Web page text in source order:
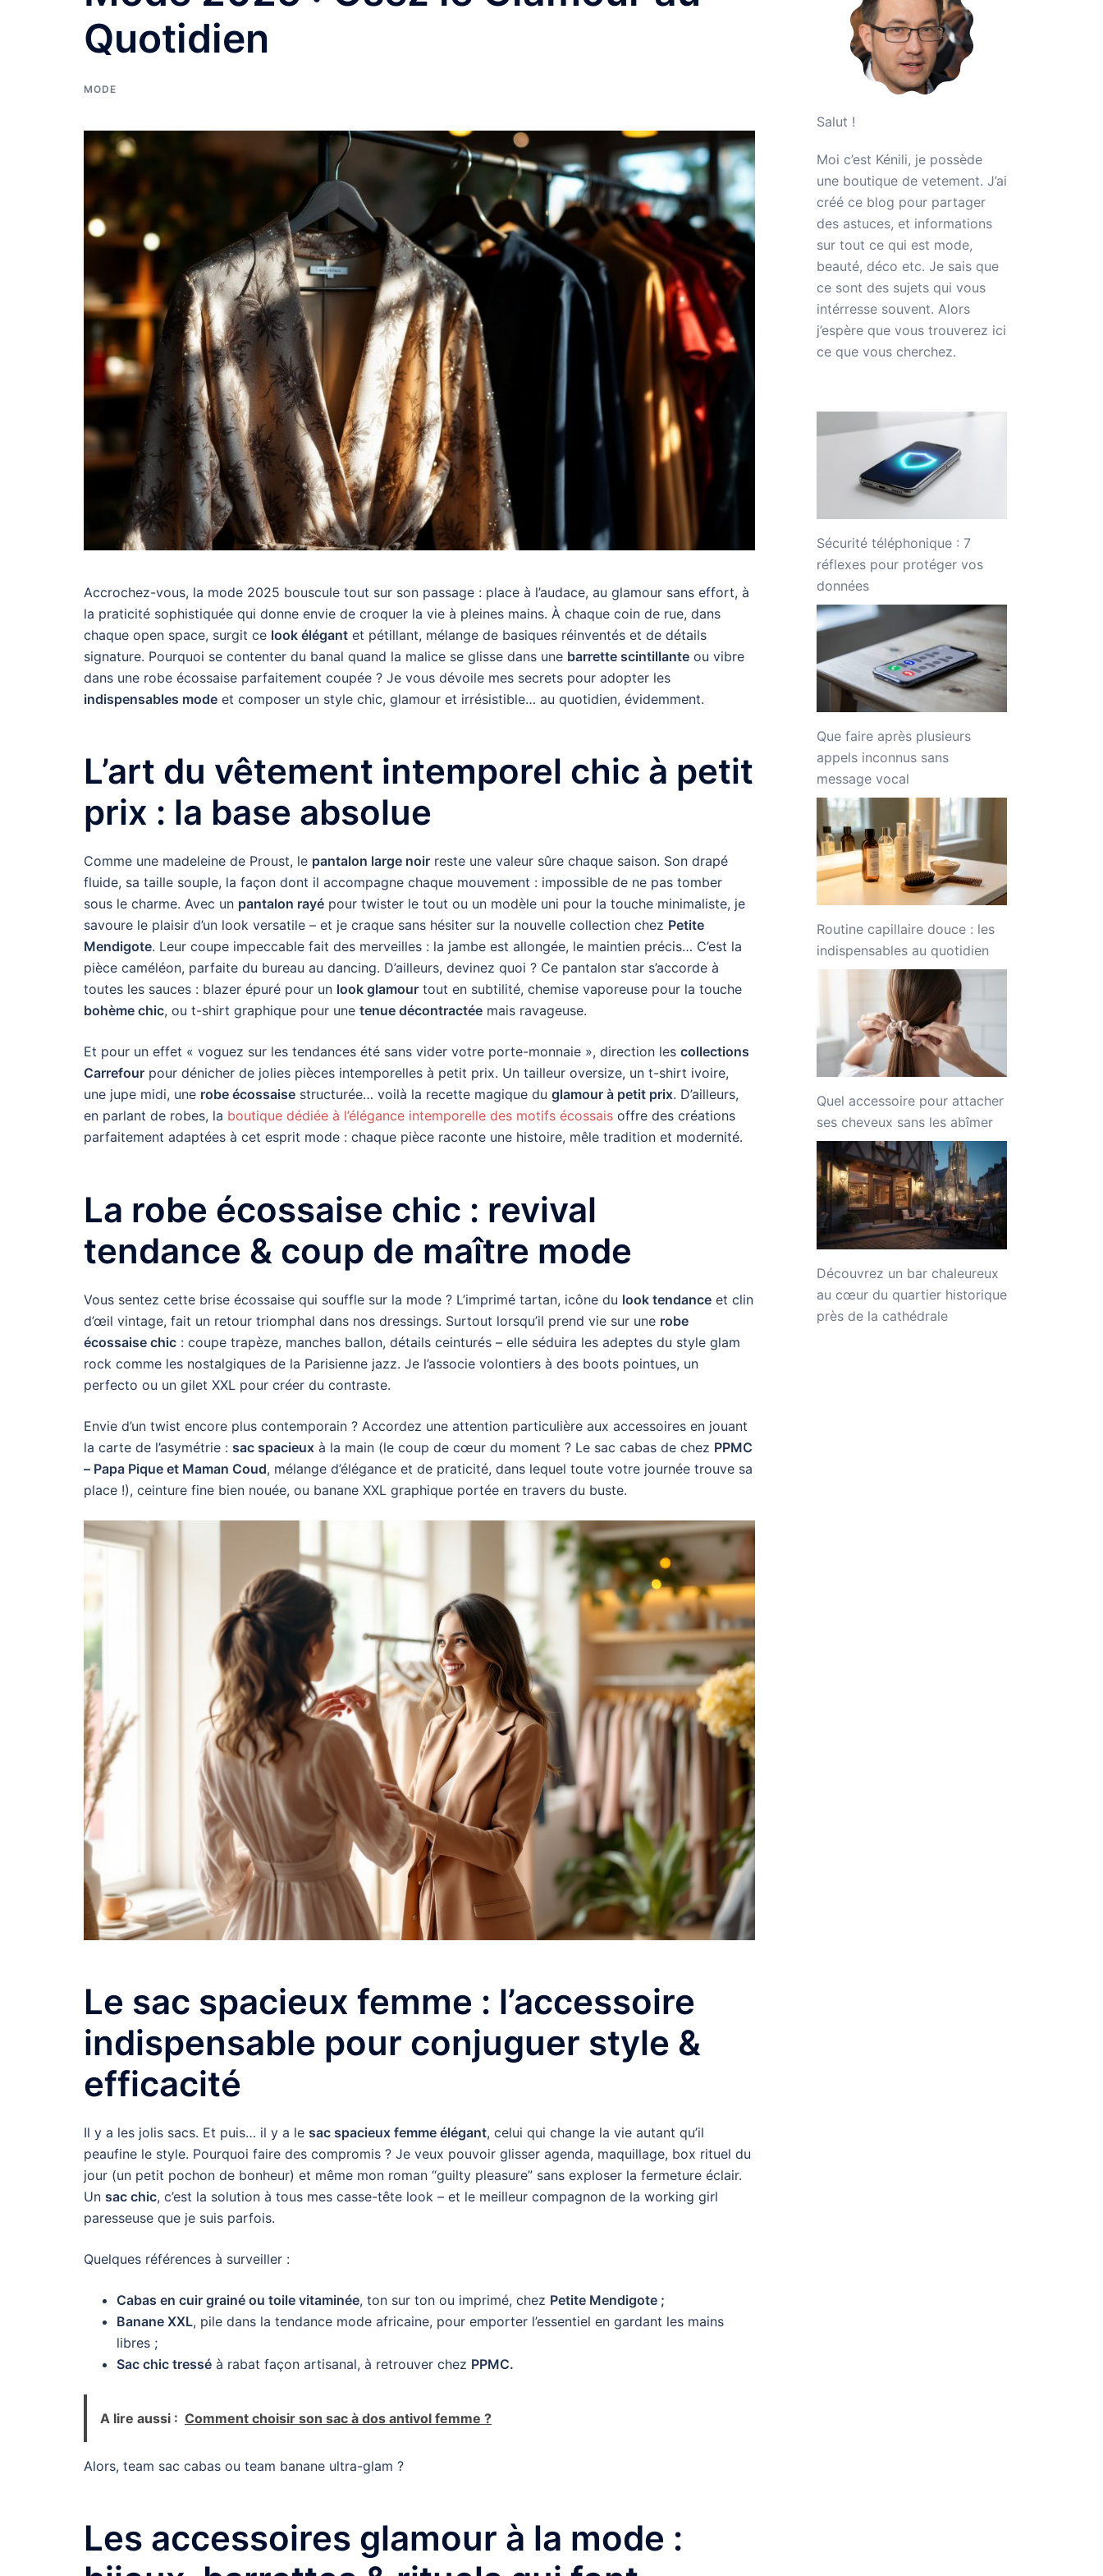
Quotidien
MODE
Accrochez-vous, la mode 2025 bouscule tout sur son passage : place à l’audace, au glamour sans effort, à
la praticité sophistiquée qui donne envie de croquer la vie à pleines mains. À chaque coin de rue, dans
chaque open space, surgit ce look élégant et pétillant, mélange de basiques réinventés et de détails
signature. Pourquoi se contenter du banal quand la malice se glisse dans une barrette scintillante ou vibre
dans une robe écossaise parfaitement coupée ? Je vous dévoile mes secrets pour adopter les
indispensables mode et composer un style chic, glamour et irrésistible… au quotidien, évidemment.
L’art du vêtement intemporel chic à petit
prix : la base absolue
Comme une madeleine de Proust, le pantalon large noir reste une valeur sûre chaque saison. Son drapé
fluide, sa taille souple, la façon dont il accompagne chaque mouvement : impossible de ne pas tomber
sous le charme. Avec un pantalon rayé pour twister le tout ou un modèle uni pour la touche minimaliste, je
savoure le plaisir d’un look versatile – et je craque sans hésiter sur la nouvelle collection chez Petite
Mendigote. Leur coupe impeccable fait des merveilles : la jambe est allongée, le maintien précis… C’est la
pièce caméléon, parfaite du bureau au dancing. D’ailleurs, devinez quoi ? Ce pantalon star s’accorde à
toutes les sauces : blazer épuré pour un look glamour tout en subtilité, chemise vaporeuse pour la touche
bohème chic, ou t-shirt graphique pour une tenue décontractée mais ravageuse.
Et pour un effet « voguez sur les tendances été sans vider votre porte-monnaie », direction les collections
Carrefour pour dénicher de jolies pièces intemporelles à petit prix. Un tailleur oversize, un t-shirt ivoire,
une jupe midi, une robe écossaise structurée… voilà la recette magique du glamour à petit prix. D’ailleurs,
en parlant de robes, la boutique dédiée à l’élégance intemporelle des motifs écossais offre des créations
parfaitement adaptées à cet esprit mode : chaque pièce raconte une histoire, mêle tradition et modernité.
La robe écossaise chic : revival
tendance & coup de maître mode
Vous sentez cette brise écossaise qui souffle sur la mode ? L’imprimé tartan, icône du look tendance et clin
d’œil vintage, fait un retour triomphal dans nos dressings. Surtout lorsqu’il prend vie sur une robe
écossaise chic : coupe trapèze, manches ballon, détails ceinturés – elle séduira les adeptes du style glam
rock comme les nostalgiques de la Parisienne jazz. Je l’associe volontiers à des boots pointues, un
perfecto ou un gilet XXL pour créer du contraste.
Envie d’un twist encore plus contemporain ? Accordez une attention particulière aux accessoires en jouant
la carte de l’asymétrie : sac spacieux à la main (le coup de cœur du moment ? Le sac cabas de chez PPMC
– Papa Pique et Maman Coud, mélange d’élégance et de praticité, dans lequel toute votre journée trouve sa
place !), ceinture fine bien nouée, ou banane XXL graphique portée en travers du buste.
Le sac spacieux femme : l’accessoire
indispensable pour conjuguer style &
efficacité
Il y a les jolis sacs. Et puis… il y a le sac spacieux femme élégant, celui qui change la vie autant qu’il
peaufine le style. Pourquoi faire des compromis ? Je veux pouvoir glisser agenda, maquillage, box rituel du
jour (un petit pochon de bonheur) et même mon roman “guilty pleasure” sans exploser la fermeture éclair.
Un sac chic, c’est la solution à tous mes casse-tête look – et le meilleur compagnon de la working girl
paresseuse que je suis parfois.
Quelques références à surveiller :
Cabas en cuir grainé ou toile vitaminée, ton sur ton ou imprimé, chez Petite Mendigote ;
Banane XXL, pile dans la tendance mode africaine, pour emporter l’essentiel en gardant les mains
libres ;
Sac chic tressé à rabat façon artisanal, à retrouver chez PPMC.
A lire aussi : Comment choisir son sac à dos antivol femme ?
Alors, team sac cabas ou team banane ultra-glam ?
Les accessoires glamour à la mode :
Salut !
Moi c’est Kénili, je possède
une boutique de vetement. J’ai
créé ce blog pour partager
des astuces, et informations
sur tout ce qui est mode,
beauté, déco etc. Je sais que
ce sont des sujets qui vous
intérresse souvent. Alors
j’espère que vous trouverez ici
ce que vous cherchez.
Sécurité téléphonique : 7
réflexes pour protéger vos
données
Que faire après plusieurs
appels inconnus sans
message vocal
Routine capillaire douce : les
indispensables au quotidien
Quel accessoire pour attacher
ses cheveux sans les abîmer
Découvrez un bar chaleureux
au cœur du quartier historique
près de la cathédrale